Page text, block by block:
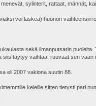
sylinterit, rattaat, männät,
voi laskea) huonon
sekä ilmanputsarin
täytyy vaihtaa, ruuvaat sen vaan
eli 2007 vakiona suutin 88.
keleille sitten tietysti pari